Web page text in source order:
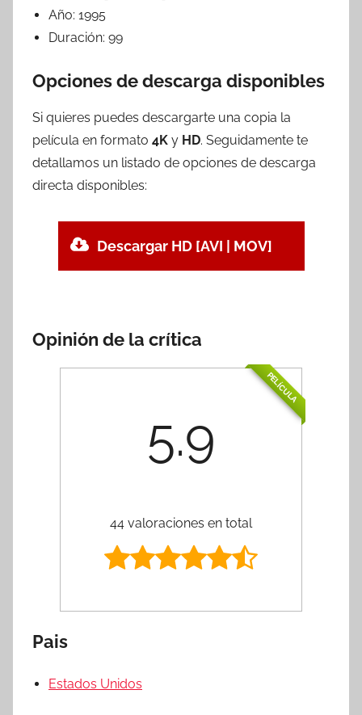
Año: 1995
Duración: 99
Opciones de descarga disponibles
Si quieres puedes descargarte una copia la
película en formato 4K y HD. Seguidamente te
detallamos un listado de opciones de descarga
directa disponibles:
Descargar HD [AVI | MOV]
Opinión de la crítica
PELÍCULA
5.9
44 valoraciones en total
Pais
Estados Unidos